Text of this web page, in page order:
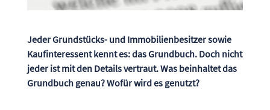
Jeder Grundstücks- und Immobilienbesitzer sowie
Kaufinteressent kennt es: das Grundbuch. Doch nicht
jeder ist mit den Details vertraut. Was beinhaltet das
Grundbuch genau? Wofür wird es genutzt?